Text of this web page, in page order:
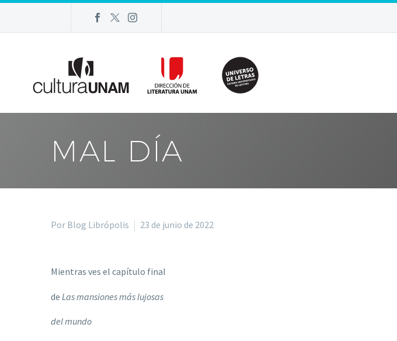
MAL DÍA
Por Blog Librópolis 23 de junio de 2022
Mientras ves el capítulo final
de Las mansiones más lujosas
del mundo